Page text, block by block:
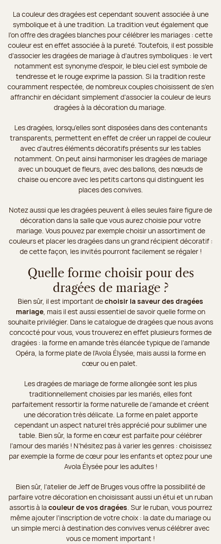
La couleur des dragées est cependant souvent associée à une
symbolique et à une tradition. La tradition veut également que
l’on offre des dragées blanches pour célébrer les mariages : cette
couleur est en effet associée à la pureté. Toutefois, il est possible
d’associer les dragées de mariage à d’autres symboliques : le vert
notamment est synonyme d’espoir, le bleu ciel est symbole de
tendresse et le rouge exprime la passion. Si la tradition reste
couramment respectée, de nombreux couples choisissent de s’en
affranchir en décidant simplement d’associer la couleur de leurs
dragées à la décoration du mariage.
Les dragées, lorsqu’elles sont disposées dans des contenants
transparents, permettent en effet de créer un rappel de couleur
avec d’autres éléments décoratifs présents sur les tables
notamment. On peut ainsi harmoniser les dragées de mariage
avec un bouquet de fleurs, avec des ballons, des nœuds de
chaise ou encore avec les petits cartons qui distinguent les
places des convives.
Notez aussi que les dragées peuvent à elles seules faire figure de
décoration dans la salle que vous aurez choisie pour votre
mariage. Vous pouvez par exemple choisir un assortiment de
couleurs et placer les dragées dans un grand récipient décoratif :
de cette façon, les invités pourront facilement se régaler !
Quelle forme choisir pour des
dragées de mariage ?
Bien sûr, il est important dechoisir la saveur des dragées
mariage, mais il est aussi essentiel de savoir quelle forme on
souhaite privilégier. Dans le catalogue de dragées que nous avons
concocté pour vous, vous trouverez en effet plusieurs formes de
dragées : la forme en amande très élancée typique de l’amande
Opéra, la forme plate de l’Avola Élysée, mais aussi la forme en
cœur ou en palet.
Les dragées de mariage de forme allongée sont les plus
traditionnellement choisies par les mariés, elles font
parfaitement ressortir la forme naturelle de l’amande et créent
une décoration très délicate. La forme en palet apporte
cependant un aspect naturel très apprécié pour sublimer une
table. Bien sûr, la forme en cœur est parfaite pour célébrer
l’amour des mariés ! N’hésitez pas à varier les genres : choisissez
par exemple la forme de cœur pour les enfants et optez pour une
Avola Élysée pour les adultes !
Bien sûr, l’atelier de Jeff de Bruges vous offre la possibilité de
parfaire votre décoration en choisissant aussi un étui et un ruban
assortis à la couleur de vos dragées. Sur le ruban, vous pourrez
même ajouter l’inscription de votre choix : la date du mariage ou
un simple merci à destination des convives venus célébrer avec
vous ce moment important !